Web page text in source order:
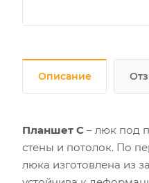
Описание
Планшет С – люк под
стены и потолок. По
люка изготовлена из